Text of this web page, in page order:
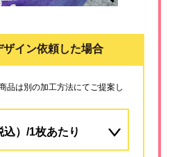
ザイン依頼した場合
品は別の加工方法にてご提案し
込）/1枚あたり